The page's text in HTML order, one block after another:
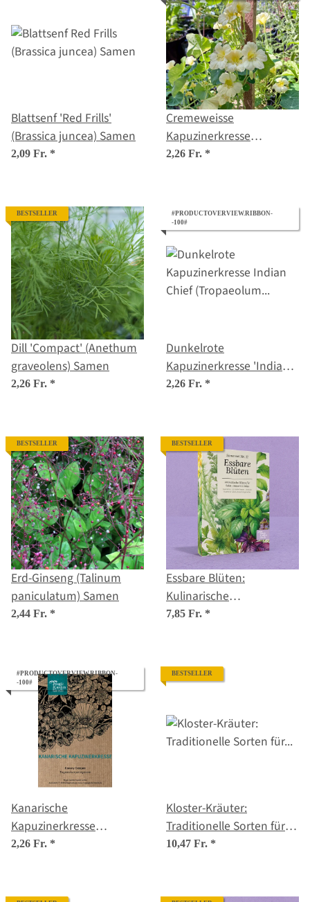
Blattsenf 'Red Frills'
(Brassica juncea) Samen
2,09 Fr. *
Cremeweisse
Kapuzinerkresse
'Milkmaid' (Tropaeolum
2,26 Fr. *
BESTSELLER
Dill 'Compact' (Anethum
graveolens) Samen
2,26 Fr. *
#PRODUCTOVERVIEW.RIBBON-
-100#
Dunkelrote
Kapuzinerkresse 'Indian
Chief' (Tropaeolum
2,26 Fr. *
BESTSELLER
Erd-Ginseng (Talinum
paniculatum) Samen
2,44 Fr. *
BESTSELLER
Essbare Blüten:
Kulinarische
Blütenfreude für Salat,
7,85 Fr. *
#PRODUCTOVERVIEW.RIBBON-
-100#
Kanarische
Kapuzinerkresse
(Tropaeolum
2,26 Fr. *
BESTSELLER
Kloster-Kräuter:
Traditionelle Sorten für
Küche, Tee &
10,47 Fr. *